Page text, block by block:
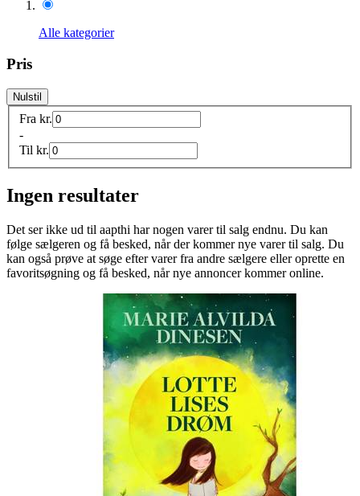
Alle kategorier
Pris
Nulstil
Fra kr.
-
Til kr.
Ingen resultater
Det ser ikke ud til aapthi har nogen varer til salg endnu. Du kan
følge sælgeren og få besked, når der kommer nye varer til salg. Du
kan også prøve at søge efter varer fra andre sælgere eller oprette en
favoritsøgning og få besked, når nye annoncer kommer online.